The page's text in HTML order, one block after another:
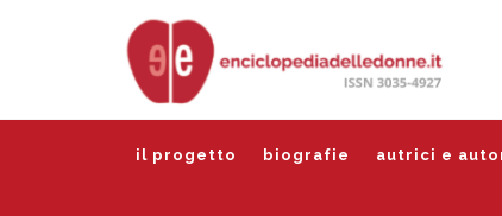
il progetto biografie autrici e